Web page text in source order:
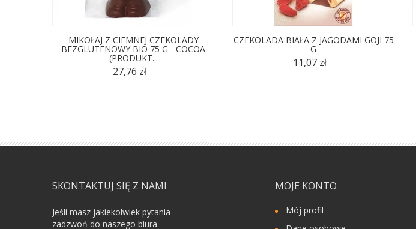
MIKOŁAJ Z CIEMNEJ CZEKOLADY
BEZGLUTENOWY BIO 75 G - COCOA
(PRODUKT...
27,76 zł
CZEKOLADA BIAŁA Z JAGODAMI GOJI 75
G
11,07 zł
SKONTAKTUJ SIĘ Z NAMI
Jeśli masz jakiekolwiek pytania
zadzwoń do naszego biura
MOJE KONTO
Mój profil